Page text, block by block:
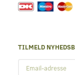
TILMELD
adresse